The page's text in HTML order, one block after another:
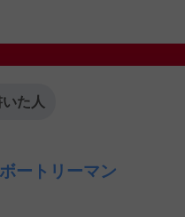
た人
ボートリーマン